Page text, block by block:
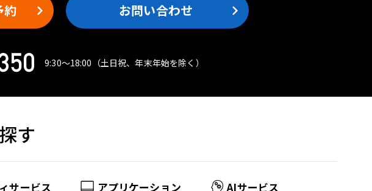
約 お問い合わせ
9:30〜18:00 （土日祝、年末年始を除く）
す
サービス アプリケーション AIサービス